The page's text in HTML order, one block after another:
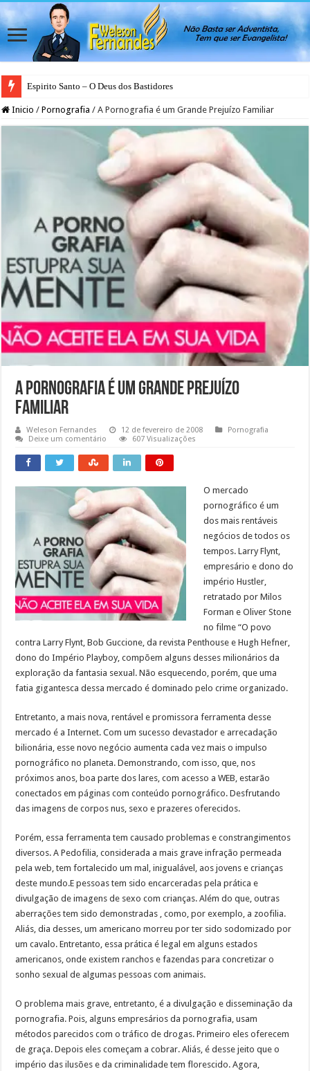
Espirito Santo – O Deus dos Bastidores
Inicio / Pornografia / A Pornografia é um Grande Prejuízo Familiar
A Pornografia é um Grande Prejuízo
Familiar
Weleson Fernandes 12 de fevereiro de 2008
Pornografia
Deixe um comentário
607 Visualizações
O mercado
pornográfico é um
dos mais rentáveis
negócios de todos os
tempos. Larry Flynt,
empresário e dono do
império Hustler,
retratado por Milos
Forman e Oliver Stone
no filme “O povo
contra Larry Flynt, Bob Guccione, da revista Penthouse e Hugh Hefner,
dono do Império Playboy, compõem alguns desses milionários da
exploração da fantasia sexual. Não esquecendo, porém, que uma
fatia gigantesca dessa mercado é dominado pelo crime organizado.
Entretanto, a mais nova, rentável e promissora ferramenta desse
mercado é a Internet. Com um sucesso devastador e arrecadação
bilionária, esse novo negócio aumenta cada vez mais o impulso
pornográfico no planeta. Demonstrando, com isso, que, nos
próximos anos, boa parte dos lares, com acesso a WEB, estarão
conectados em páginas com conteúdo pornográfico. Desfrutando
das imagens de corpos nus, sexo e prazeres oferecidos.
Porém, essa ferramenta tem causado problemas e constrangimentos
diversos. A Pedofilia, considerada a mais grave infração permeada
pela web, tem fortalecido um mal, inigualável, aos jovens e crianças
deste mundo.E pessoas tem sido encarceradas pela prática e
divulgação de imagens de sexo com crianças. Além do que, outras
aberrações tem sido demonstradas , como, por exemplo, a zoofilia.
Aliás, dia desses, um americano morreu por ter sido sodomizado por
um cavalo. Entretanto, essa prática é legal em alguns estados
americanos, onde existem ranchos e fazendas para concretizar o
sonho sexual de algumas pessoas com animais.
O problema mais grave, entretanto, é a divulgação e disseminação da
pornografia. Pois, alguns empresários da pornografia, usam
métodos parecidos com o tráfico de drogas. Primeiro eles oferecem
de graça. Depois eles começam a cobrar. Aliás, é desse jeito que o
império das ilusões e da criminalidade tem florescido. Agora,